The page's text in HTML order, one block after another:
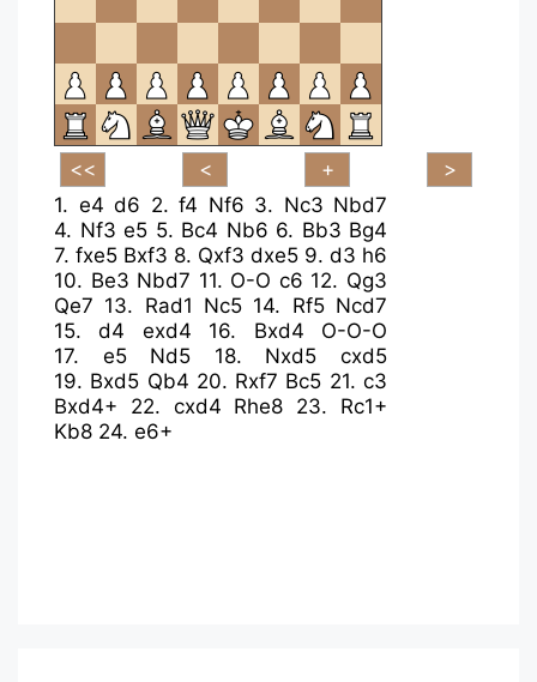
1. e4 d6 2. f4 Nf6 3. Nc3 Nbd7
4. Nf3 e5 5. Bc4 Nb6 6. Bb3 Bg4
7. fxe5 Bxf3 8. Qxf3 dxe5 9. d3 h6
10. Be3 Nbd7 11. O-O c6 12. Qg3
Qe7 13. Rad1 Nc5 14. Rf5 Ncd7
15.d4 exd4 16. Bxd4
O-O-O
17. e5 Nd5 18. Nxd5
cxd5
19. Bxd5 Qb4 20. Rxf7 Bc5 21.c3
Bxd4+
22. cxd4 Rhe8 23. Rc1+
Kb8 24. e6+